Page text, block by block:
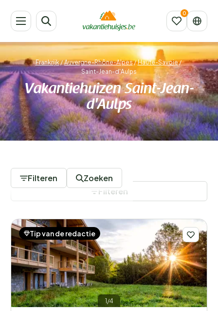
Frankrijk/Auvergne-Rhône-Alpes/Haute-Savoie/
Saint-Jean-d'Aulps
Vakantiehuizen Saint-Jean-
d'Aulps
Filteren Zoeken
Filters opslaan
Filteren
1/4
Tip van de redactie